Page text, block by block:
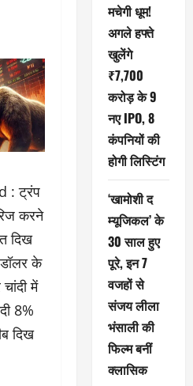
: ट्रंप
करने
दिख
के
में
8%
दिख
मचेगी धूम!
अगले हफ्ते
खुलेंगे
₹7,700
करोड़ के 9
नए IPO, 8
कंपनियों की
होगी लिस्टिंग
‘खामोशी द
म्यूजिकल’ के
30 साल हुए
पूरे, इन 7
वजहों से
संजय लीला
भंसाली की
फिल्म बनीं
क्लासिक